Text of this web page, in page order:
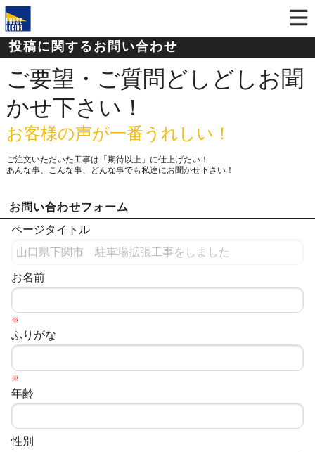
投稿に関するお問い合わせ
ご要望・ご質問どしどしお聞
かせ下さい！
お客様の声が一番うれしい！
ご注文いただいた工事は「期待以上」に仕上げたい！
あんな事、こんな事、どんな事でも私達にお聞かせ下さい！
お問い合わせフォーム
ページタイトル
お名前
※
ふりがな
※
年齢
性別